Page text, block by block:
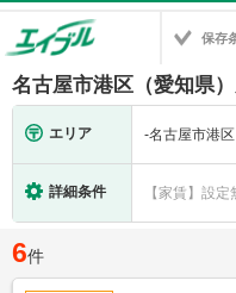
保存
名古屋市港区（愛知県
エリア -名古屋市港区
詳細条件 【家賃】設定
6件